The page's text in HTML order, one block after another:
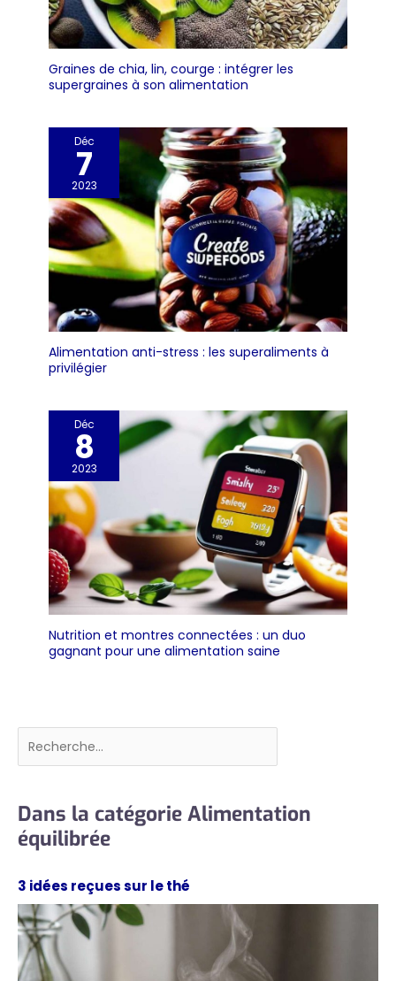
Graines de chia, lin, courge : intégrer les
supergraines à son alimentation
Déc
7
2023
Alimentation anti-stress : les superaliments à
privilégier
Déc
8
2023
Nutrition et montres connectées : un duo
gagnant pour une alimentation saine
Rechercher
Dans la catégorie Alimentation
équilibrée
3 idées reçues sur le thé